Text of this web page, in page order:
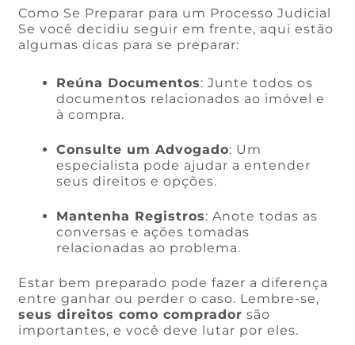
Como Se Preparar para um Processo Judicial
Se você decidiu seguir em frente, aqui estão
algumas dicas para se preparar:
Reúna Documentos: Junte todos os
documentos relacionados ao imóvel e
à compra.
Consulte um Advogado: Um
especialista pode ajudar a entender
seus direitos e opções.
Mantenha Registros: Anote todas as
conversas e ações tomadas
relacionadas ao problema.
Estar bem preparado pode fazer a diferença
entre ganhar ou perder o caso. Lembre-se,
seus direitos como comprador são
importantes, e você deve lutar por eles.